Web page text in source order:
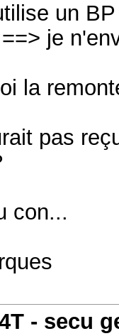
un
je
la
pas
con...
- secu